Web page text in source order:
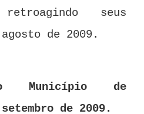
seus
de 2009.
Município de
de 2009.